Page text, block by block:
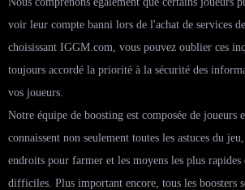
voir leur compte banni lors de l'achat de services
choisissant IGGM.com, vous pouvez oublier ces
toujours accordé la priorité à la sécurité des
vos joueurs.
Notre équipe de boosting est composée de joueurs
connaissent non seulement toutes les astuces du
endroits pour farmer et les moyens les plus rapides
difficiles. Plus important encore, tous les boosters